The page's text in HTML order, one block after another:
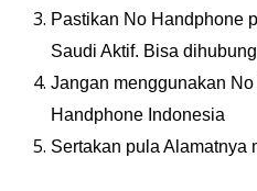
Pastikan No Handphone
Saudi Aktif. Bisa
Jangan menggunakan
Handphone Indonesia
Sertakan pula Alamatnya